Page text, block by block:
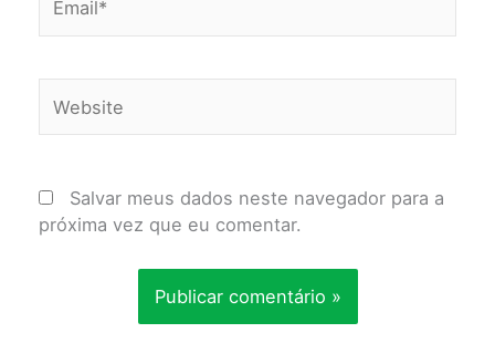
Salvar meus dados neste navegador para a
próxima vez que eu comentar.